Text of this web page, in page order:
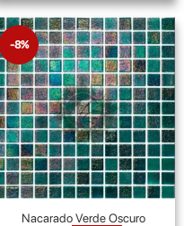
-8%
Nacarado Verde Oscuro